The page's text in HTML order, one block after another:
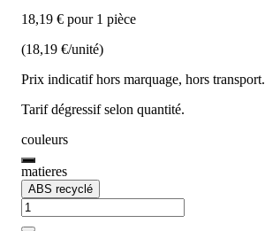
18,19 € pour 1 pièce
(18,19 €/unité)
Prix indicatif hors marquage, hors transport.
Tarif dégressif selon quantité.
couleurs
matieres
ABS recyclé